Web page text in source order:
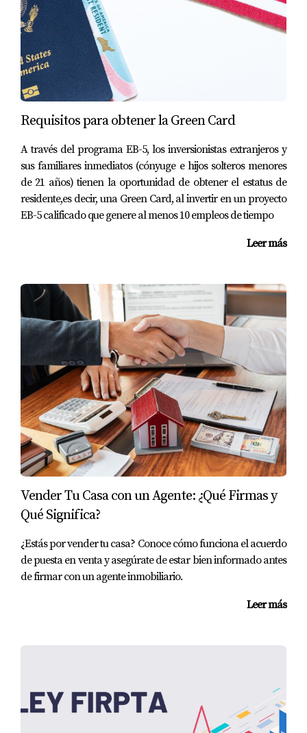
Requisitos para obtener la Green Card
A través del programa EB-5, los inversionistas extranjeros y
sus familiares inmediatos (cónyuge e hijos solteros menores
de 21 años) tienen la oportunidad de obtener el estatus de
residente,es decir, una Green Card, al invertir en un proyecto
EB-5 calificado que genere al menos 10 empleos de tiempo
Leer más
Vender Tu Casa con un Agente: ¿Qué Firmas y
Qué Significa?
¿Estás por vender tu casa? Conoce cómo funciona el acuerdo
de puesta en venta y asegúrate de estar bien informado antes
de firmar con un agente inmobiliario.
Leer más